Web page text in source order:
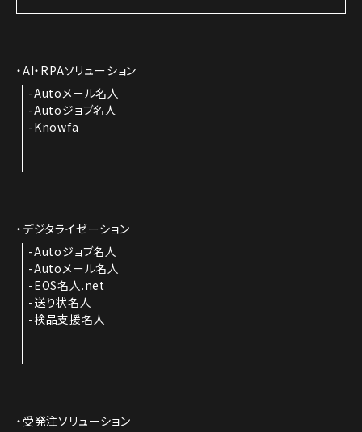
AI・RPAソリューション
Autoメール名人
Autoジョブ名人
Knowfa
デジタライゼーション
Autoジョブ名人
Autoメール名人
EOS名人.net
送り状名人
検品支援名人
受発注ソリューション